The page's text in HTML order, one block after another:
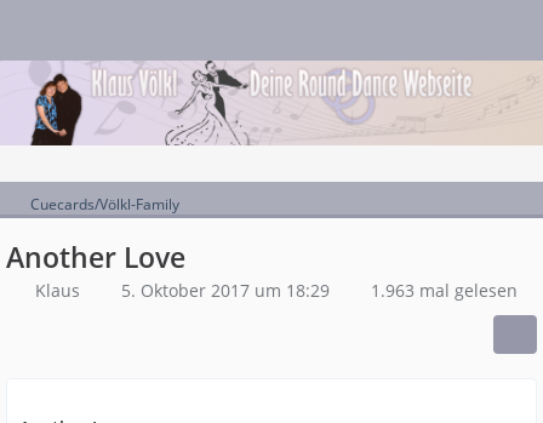
Cuecards/Völkl-Family
Another Love
Klaus 5. Oktober 2017 um 18:29 1.963 mal gelesen